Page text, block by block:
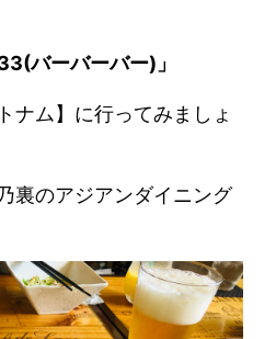
バーバーバー)」
ナム】に行ってみましょ
裏のアジアンダイニング